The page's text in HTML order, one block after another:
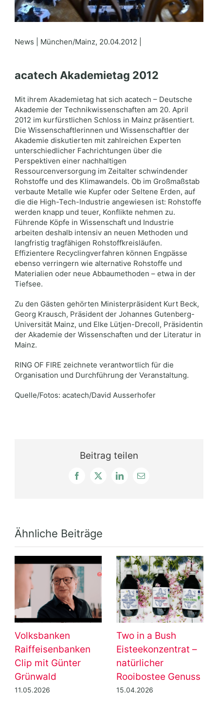
News | München/Mainz, 20.04.2012 |
acatech Akademietag 2012
Mit ihrem Akademietag hat sich acatech – Deutsche
Akademie der Technikwissenschaften am 20. April
2012 im kurfürstlichen Schloss in Mainz präsentiert.
Die Wissenschaftlerinnen und Wissenschaftler der
Akademie diskutierten mit zahlreichen Experten
unterschiedlicher Fachrichtungen über die
Perspektiven einer nachhaltigen
Ressourcenversorgung im Zeitalter schwindender
Rohstoffe und des Klimawandels. Ob im Großmaßstab
verbaute Metalle wie Kupfer oder Seltene Erden, auf
die die High-Tech-Industrie angewiesen ist: Rohstoffe
werden knapp und teuer, Konflikte nehmen zu.
Führende Köpfe in Wissenschaft und Industrie
arbeiten deshalb intensiv an neuen Methoden und
langfristig tragfähigen Rohstoffkreisläufen.
Effizientere Recyclingverfahren können Engpässe
ebenso verringern wie alternative Rohstoffe und
Materialien oder neue Abbaumethoden – etwa in der
Tiefsee.
Zu den Gästen gehörten Ministerpräsident Kurt Beck,
Georg Krausch, Präsident der Johannes Gutenberg-
Universität Mainz, und Elke Lütjen-Drecoll, Präsidentin
der Akademie der Wissenschaften und der Literatur in
Mainz.
RING OF FIRE zeichnete verantwortlich für die
Organisation und Durchführung der Veranstaltung.
Quelle/Fotos: acatech/David Ausserhofer
Beitrag teilen
Facebook
X LinkedIn
E-
Ähnliche Beiträge
Volksbanken
Raiffeisenbanken
Clip mit Günter
Grünwald
11.05.2026
Two in a Bush
Eisteekonzentrat –
natürlicher
Rooibostee Genuss
15.04.2026